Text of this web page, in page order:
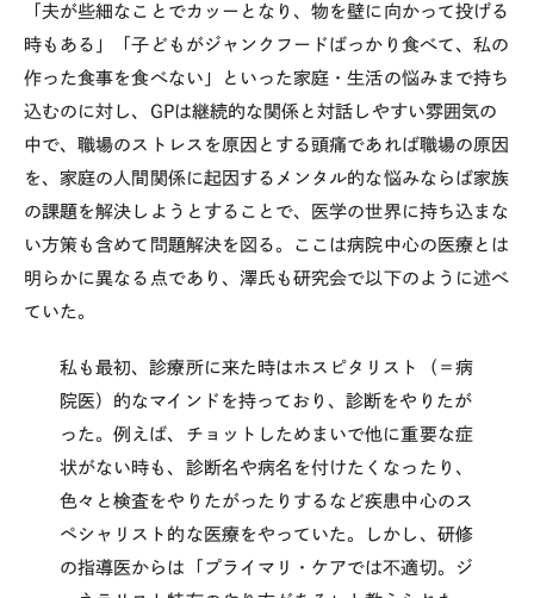
「夫が些細なことでカッーとなり、物を壁に向かって投げる
時もある」「子どもがジャンクフードばっかり食べて、私の
作った食事を食べない」といった家庭・生活の悩みまで持ち
込むのに対し、GPは継続的な関係と対話しやすい雰囲気の
中で、職場のストレスを原因とする頭痛であれば職場の原因
を、家庭の人間関係に起因するメンタル的な悩みならば家族
の課題を解決しようとすることで、医学の世界に持ち込まな
い方策も含めて問題解決を図る。ここは病院中心の医療とは
明らかに異なる点であり、澤氏も研究会で以下のように述べ
ていた。
私も最初、診療所に来た時はホスピタリスト（＝病
院医）的なマインドを持っており、診断をやりたが
った。例えば、チョットしためまいで他に重要な症
状がない時も、診断名や病名を付けたくなったり、
色々と検査をやりたがったりするなど疾患中心のス
ペシャリスト的な医療をやっていた。しかし、研修
の指導医からは「プライマリ・ケアでは不適切。ジ